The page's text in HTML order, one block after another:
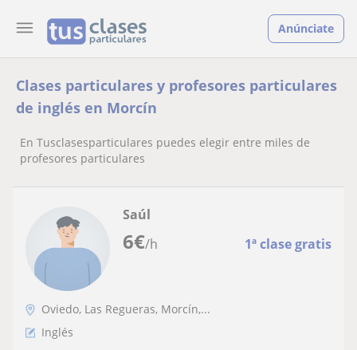
Anúnciate
Clases particulares y profesores particulares
de inglés en Morcín
En Tusclasesparticulares puedes elegir entre miles de
profesores particulares
6€/h 1ª clase gratis
Saúl
Oviedo, Las Regueras, Morcín,...
Inglés